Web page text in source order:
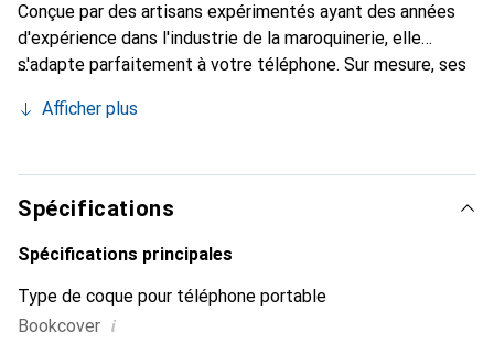
Conçue par des artisans expérimentés ayant des années
d'expérience dans l'industrie de la maroquinerie, elle
s'adapte parfaitement à votre téléphone. Sur mesure, ses
seconde peau. Elle devient l'accessoire chic et
internationalement pour ses produits de haute qualité, la
marque Noreve est un choix fiable pour une clientèle
exigeante.
Afficher plus
Spécifications
Spécifications principales
Type de coque pour téléphone portable
Bookcover i